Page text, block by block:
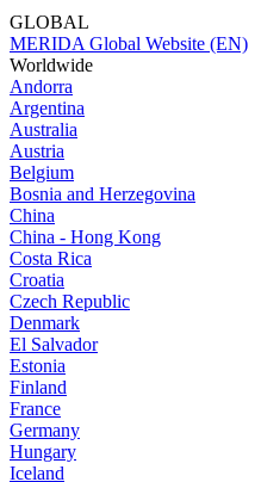
GLOBAL
MERIDA Global Website (EN)
Worldwide
Andorra
Argentina
Australia
Austria
Belgium
Bosnia and Herzegovina
China
China - Hong Kong
Costa Rica
Croatia
Czech Republic
Denmark
El Salvador
Estonia
Finland
France
Germany
Hungary
Iceland